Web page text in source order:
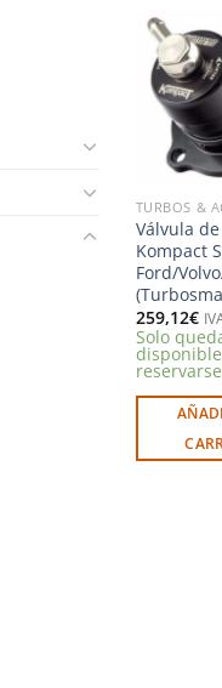
TURBOS &
Válvula
Kompact
Ford/
259,12€
Solo